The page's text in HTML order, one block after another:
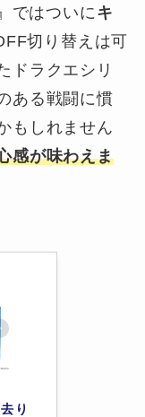
ではついにキ
切り替えは可
ドラクエシリ
ある戦闘に慣
もしれません
感が味わえま
り